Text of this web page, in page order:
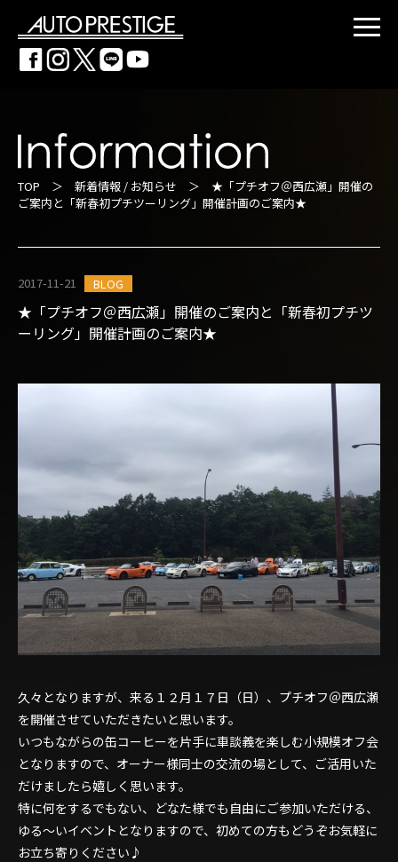
TOP ＞ 新着情報 / お知らせ ＞ ★「プチオフ＠西広瀬」開催の
ご案内と「新春初プチツーリング」開催計画のご案内★
2017-11-21 BLOG
★「プチオフ＠西広瀬」開催のご案内と「新春初プチツ
ーリング」開催計画のご案内★
久々となりますが、来る１２月１７日（日）、プチオフ＠西広瀬
を開催させていただきたいと思います。
いつもながらの缶コーヒーを片手に車談義を楽しむ小規模オフ会
となりますので、オーナー様同士の交流の場として、ご活用いた
だけましたら嬉しく思います。
特に何をするでもない、どなた様でも自由にご参加いただける、
ゆる～いイベントとなりますので、初めての方もどうぞお気軽に
お立ち寄りください♪